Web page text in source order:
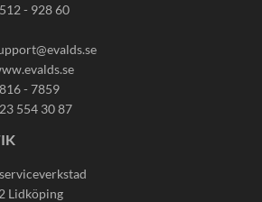
- 928 60
- 7859
554 30 87
Lidköping